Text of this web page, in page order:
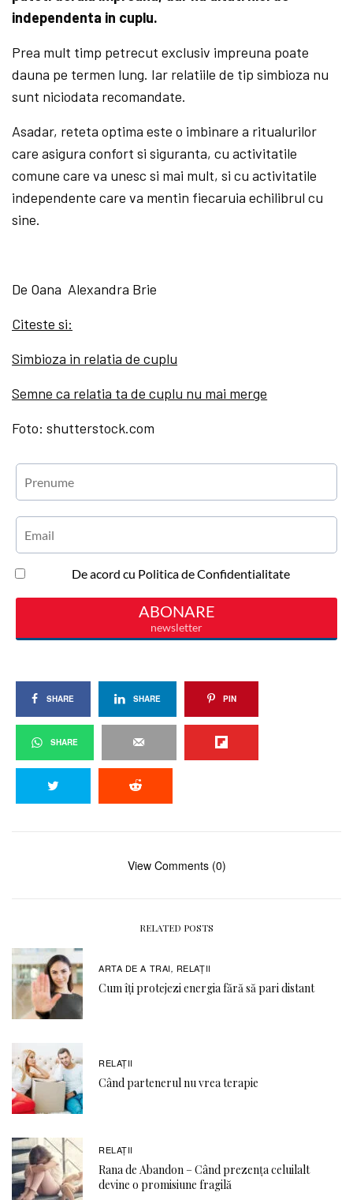
independenta in cuplu.
Prea mult timp petrecut exclusiv impreuna poate
dauna pe termen lung. Iar relatiile de tip simbioza nu
sunt niciodata recomandate.
Asadar, reteta optima este o imbinare a ritualurilor
care asigura confort si siguranta, cu activitatile
comune care va unesc si mai mult, si cu activitatile
independente care va mentin fiecaruia echilibrul cu
sine.
De Oana Alexandra Brie
Citeste si:
Simbioza in relatia de cuplu
Semne ca relatia ta de cuplu nu mai merge
Foto: shutterstock.com
SHARE SHARE PIN
SHARE
View Comments (0)
RELATED POSTS
ARTA DE A TRAI, RELAŢII
Cum îți protejezi energia fără să pari distant
RELAŢII
Când partenerul nu vrea terapie
RELAŢII
Rana de Abandon – Când prezența celuilalt
devine o promisiune fragilă